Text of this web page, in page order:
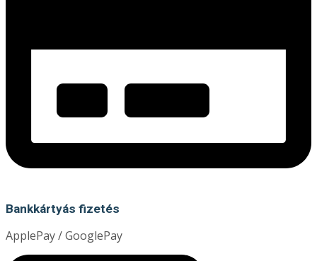
Bankkártyás fizetés
ApplePay / GooglePay